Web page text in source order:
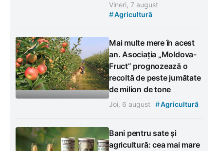
Vineri, 7 august
#Agricultură
Mai multe mere în acest
an. Asociația „Moldova-
Fruct” prognozează o
recoltă de peste jumătate
de milion de tone
Joi, 6 august #Agricultură
Bani pentru sate și
agricultură: cea mai mare